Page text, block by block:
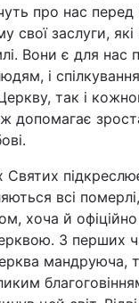
про нас
свої заслуги, які
Вони є для нас
і
так і
допомагає
Святих
всі
хоча й
З перших
мандруюча,